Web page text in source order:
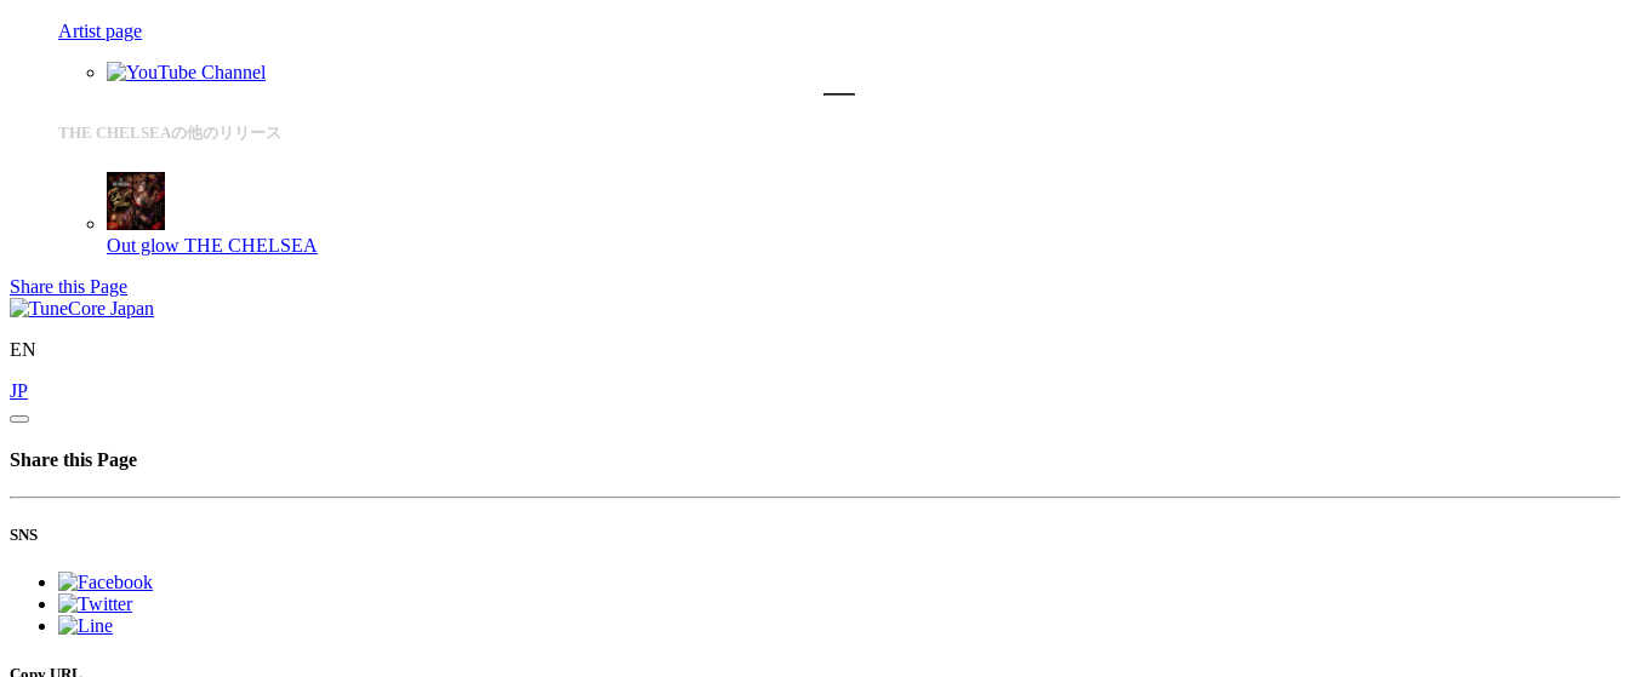
Artist page
THE CHELSEAの他のリリース
Out glow THE CHELSEA
Share this Page
EN
JP
Share this Page
SNS